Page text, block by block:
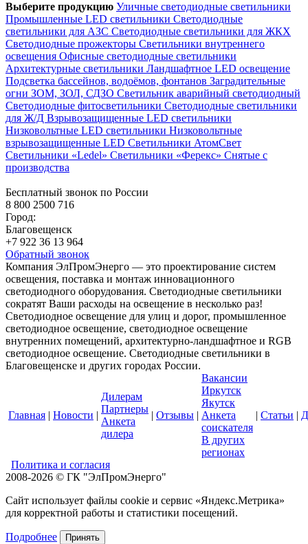
Выберите продукцию Уличные светодиодные светильники
Промышленные LED светильники Светодиодные
светильники для АЗС Светодиодные светильники для ЖКХ
Светодиодные прожекторы Светильники внутреннего
освещения Офисные светодиодные светильники
Архитектурные светильники Ландшафтное LED освещение
Подсветка бассейнов, водоёмов, фонтанов Заградительные
огни ЗОМ, ЗОЛ, СДЗО Светильник аварийный светодиодный
Светодиодные фитосветильники Светодиодные светильники
для Ж/Д Взрывозащищенные LED светильники
Низковольтные LED светильники Низковольтные
взрывозащищенные LED Светильники АтомСвет
Светильники «Ledel» Светильники «Ферекс» Снятые с
производства
Бесплатный звонок по России
8 800 2500 716
Город:
Благовещенск
+7 922 36 13 964
Обратный звонок
Компания ЭлПромЭнерго — это проектирование систем
освещения, поставка и монтаж инновационного
светодиодного оборудования. Светодиодные светильники
сократят Ваши расходы на освещение в несколько раз!
Светодиодное освещение для улиц и дорог, промышленное
светодиодное освещение, светодиодное освещение
внутренних помещений, архитектурно-ландшафтное и RGB
светодиодное освещение. Светодиодные светильники в
Благовещенске и других городах России.
Главная | Новости |
Дилерам
Партнеры
Анкета
дилера
| Отзывы |
Вакансии
Иркутск
Якутск
Анкета
соискателя
В других
регионах
| Статьи |
Политика и согласия
2008-2026 © ГК "ЭлПромЭнерго"
Сайт использует файлы cookie и сервис «Яндекс.Метрика»
для корректной работы и статистики посещений.
Подробнее Принять